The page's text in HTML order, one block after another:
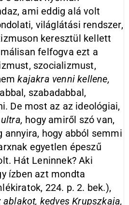
ami eddig alá volt
világlátási rendszer,
keresztül kellett
felfogva ezt a
szocializmust,
kajakra venni kellene,
szabadabbal,
De most az az ideológiai,
ultra, hogy amiről szó van,
annyira, hogy abból semmi
egyetlen épeszű
Hát Leninnek? Aki
ízben azt mondta
224. p. 2. bek.),
ablakot, kedves Krupszkaja,